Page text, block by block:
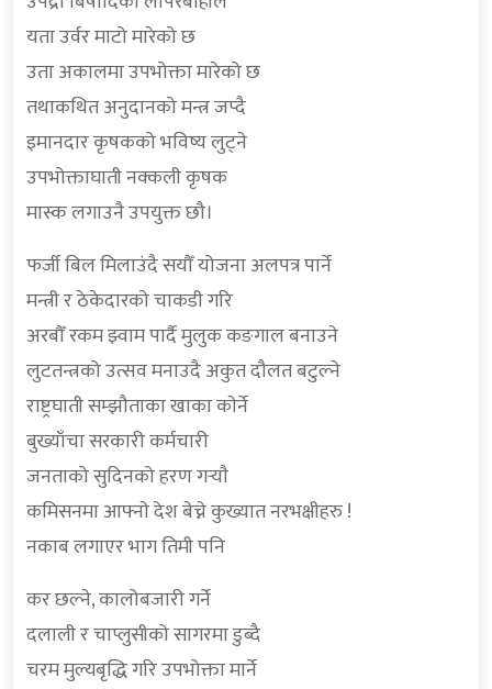
यता उर्वर माटो मारेको छ
उता अकालमा उपभोक्ता मारेको छ
तथाकथित अनुदानको मन्त्र जप्दै
इमानदार कृषकको भविष्य लुट्ने
उपभोक्ताघाती नक्कली कृषक
मास्क लगाउनै उपयुक्त छौ।
फर्जी बिल मिलाउंदै सयौँ योजना अलपत्र पार्ने
मन्त्री र ठेकेदारको चाकडी गरि
अरबौँ रकम झ्वाम पार्दै मुलुक कङगाल बनाउने
लुटतन्त्रको उत्सव मनाउदै अकुत दौलत बटुल्ने
राष्ट्रघाती सम्झौताका खाका काेर्ने
बुख्याँचा सरकारी कर्मचारी
जनताको सुदिनको हरण गर्‍याै
कमिसनमा आफ्नाे देश बेच्ने कुख्यात नरभक्षीहरु !
नकाब लगाएर भाग तिमी पनि
कर छल्ने, कालोबजारी गर्ने
दलाली र चाप्लुसीको सागरमा डुब्दै
चरम मुल्यबृद्धि गरि उपभोक्ता मार्ने